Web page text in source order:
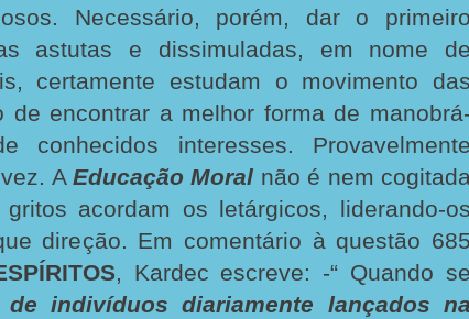
Necessário, porém, dar o primeiro
astutas e dissimuladas, em nome de
certamente estudam o movimento das
de encontrar a melhor forma de manobrá-
conhecidos interesses. Provavelmente
A Educação Moral não é nem
acordam os letárgicos, liderando-os
direção. Em comentário à questão 685
, Kardec escreve: -“ Quando se
indivíduos diariamente lançados na